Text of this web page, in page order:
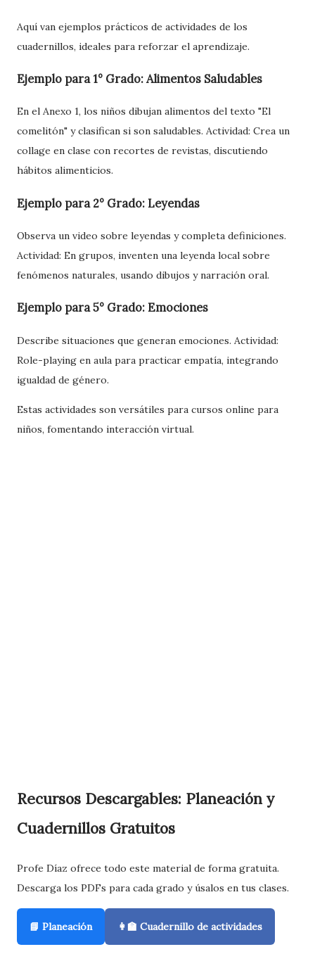
Aquí van ejemplos prácticos de actividades de los
cuadernillos, ideales para reforzar el aprendizaje.
Ejemplo para 1° Grado: Alimentos Saludables
En el Anexo 1, los niños dibujan alimentos del texto "El
comelitón" y clasifican si son saludables. Actividad: Crea un
collage en clase con recortes de revistas, discutiendo
hábitos alimenticios.
Ejemplo para 2° Grado: Leyendas
Observa un video sobre leyendas y completa definiciones.
Actividad: En grupos, inventen una leyenda local sobre
fenómenos naturales, usando dibujos y narración oral.
Ejemplo para 5° Grado: Emociones
Describe situaciones que generan emociones. Actividad:
Role-playing en aula para practicar empatía, integrando
igualdad de género.
Estas actividades son versátiles para cursos online para
niños, fomentando interacción virtual.
Recursos Descargables: Planeación y
Cuadernillos Gratuitos
Profe Díaz ofrece todo este material de forma gratuita.
Descarga los PDFs para cada grado y úsalos en tus clases.
📘 Planeación 👩‍🏫 Cuadernillo de actividades